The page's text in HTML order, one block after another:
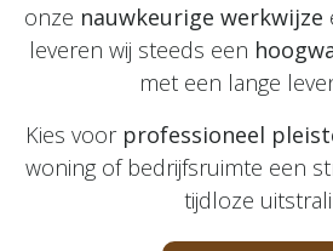
onze nauwkeurige werkwijze
leveren wij steeds een
met een lange
Kies voor professioneel
woning of bedrijfsruimte een
tijdloze